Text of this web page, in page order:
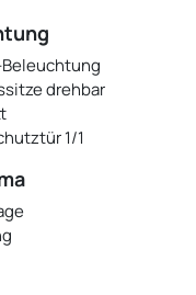
drehbar
1/1